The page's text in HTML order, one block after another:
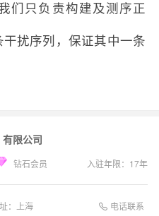
们只负责构建及测序正
扰序列，保证其中一条
限公司
钻石会员 入驻年限： 17年
： 上海 电话联系